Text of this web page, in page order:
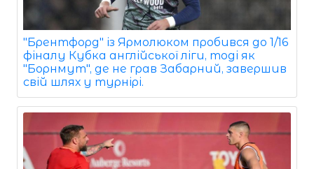
"Брентфорд" із Ярмолюком пробився до 1/16
фіналу Кубка англійської ліги, тоді як
"Борнмут", де не грав Забарний, завершив
свій шлях у турнірі.